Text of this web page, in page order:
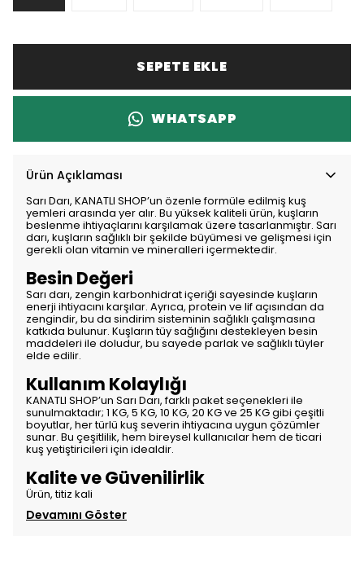
SEPETE EKLE
WHATSAPP
Ürün Açıklaması
Sarı Darı, KANATLI SHOP’un özenle formüle edilmiş kuş
yemleri arasında yer alır. Bu yüksek kaliteli ürün, kuşların
beslenme ihtiyaçlarını karşılamak üzere tasarlanmıştır. Sarı
darı, kuşların sağlıklı bir şekilde büyümesi ve gelişmesi için
gerekli olan vitamin ve mineralleri içermektedir.
Besin Değeri
Sarı darı, zengin karbonhidrat içeriği sayesinde kuşların
enerji ihtiyacını karşılar. Ayrıca, protein ve lif açısından da
zengindir, bu da sindirim sisteminin sağlıklı çalışmasına
katkıda bulunur. Kuşların tüy sağlığını destekleyen besin
maddeleri ile doludur, bu sayede parlak ve sağlıklı tüyler
elde edilir.
Kullanım Kolaylığı
KANATLI SHOP’un Sarı Darı, farklı paket seçenekleri ile
sunulmaktadır; 1 KG, 5 KG, 10 KG, 20 KG ve 25 KG gibi çeşitli
boyutlar, her türlü kuş severin ihtiyacına uygun çözümler
sunar. Bu çeşitlilik, hem bireysel kullanıcılar hem de ticari
kuş yetiştiricileri için idealdir.
Kalite ve Güvenilirlik
Ürün, titiz kali
Devamını Göster